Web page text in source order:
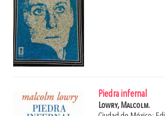
Piedra infernal
Lowry, Malcolm.